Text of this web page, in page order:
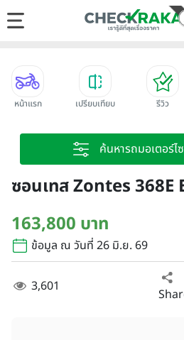
หน้าแรก เปรียบเทียบ รีวิว
ค้นหารถมอเตอร์ไ
ซอนเทส Zontes 368E
163,800 บาท
ข้อมูล ณ วันที่ 26 มิ.ย. 69
3,601